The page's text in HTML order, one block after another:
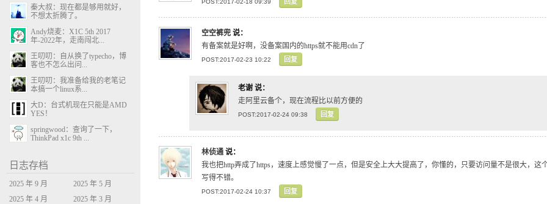
空空裤兜 说：
有备案就是好啊，没备案国内的https就不能用cdn了
POST:2017-02-23 10:22 回复
老谢 说：
走阿里云备个，现在流程比以前方便的
POST:2017-02-24 09:38 回复
林侦通 说：
我也把http弄成了https，速度上感觉慢了一点，但是安全上大大提高了，你懂的，只要访问量不是很大，这
写得不错。
POST:2017-02-24 10:37 回复
秦大叔：现在都是够用就好，
不想太折腾了。
Andy烧麦：X1C 5th 2017
年-2022年，走南闯北...
王叨叨：自从换了typecho，博
客也不怎么出问...
王叨叨：我准备给我的老笔记
本搞一个linux系...
大D：台式机现在只能是AMD
YES！
springwood：查询了一下，
ThinkPad x1c 9th ...
日志存档
2025 年 9 月
2025 年 5 月
2025 年 4 月
2025 年 3 月